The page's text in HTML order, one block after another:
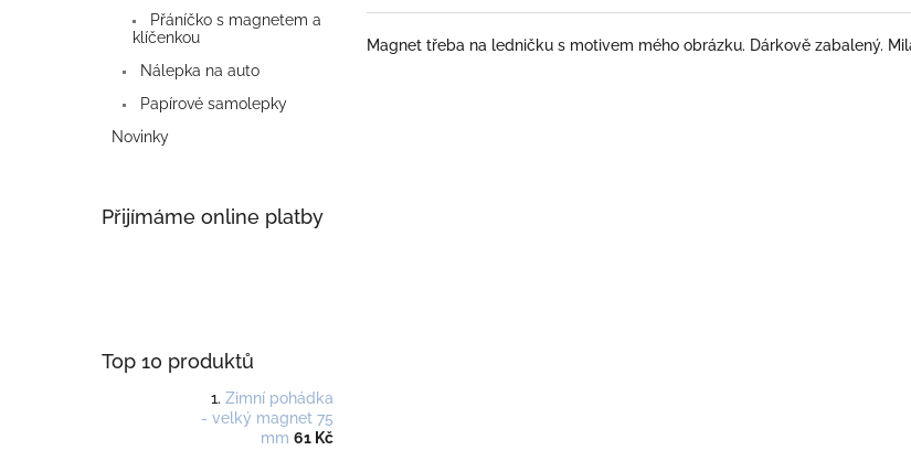
Přáníčko s magnetem a
klíčenkou
Nálepka na auto
Papírové samolepky
Novinky
Přijímáme online platby
Top 10 produktů
Zimní pohádka
- velký magnet 75
mm 61 Kč
Magnet třeba na ledničku s motivem mého obrázku. Dárkově zabalený.